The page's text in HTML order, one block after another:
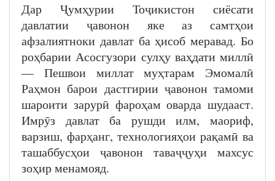
Дар Ҷумҳурии Тоҷикистон сиёсати
давлатии ҷавонон яке аз самтҳои
афзалиятноки давлат ба ҳисоб меравад. Бо
роҳбарии Асосгузори сулҳу ваҳдати миллӣ
— Пешвои миллат муҳтарам Эмомалӣ
Раҳмон барои дастгирии ҷавонон тамоми
шароити зарурӣ фароҳам оварда шудааст.
Имрӯз давлат ба рушди илм, маориф,
варзиш, фарҳанг, технологияҳои рақамӣ ва
ташаббусҳои ҷавонон таваҷҷуҳи махсус
зоҳир менамояд.